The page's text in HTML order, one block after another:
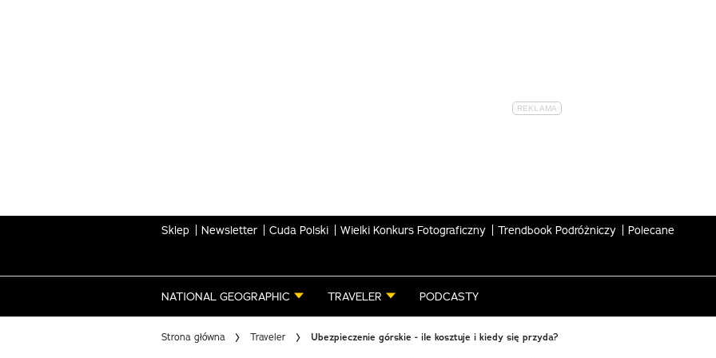
Sklep Newsletter Cuda Polski Wielki Konkurs Fotograficzny Trendbook Podróżniczy Polecane
NATIONAL GEOGRAPHIC TRAVELER PODCASTY
Strona główna Traveler Ubezpieczenie górskie - ile kosztuje i kiedy się przyda?